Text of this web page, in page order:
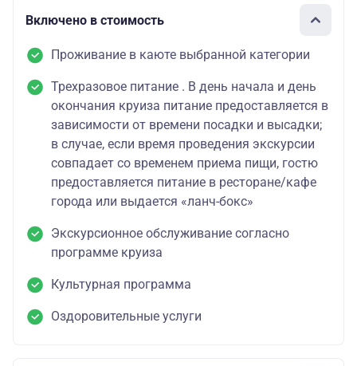
Включено в стоимость
Проживание в каюте выбранной категории
Трехразовое питание . В день начала и день
окончания круиза питание предоставляется в
зависимости от времени посадки и высадки;
в случае, если время проведения экскурсии
совпадает со временем приема пищи, гостю
предоставляется питание в ресторане/кафе
города или выдается «ланч-бокс»
Экскурсионное обслуживание согласно
программе круиза
Культурная программа
Оздоровительные услуги